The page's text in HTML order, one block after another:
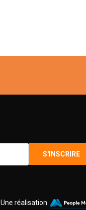
Une réalisation